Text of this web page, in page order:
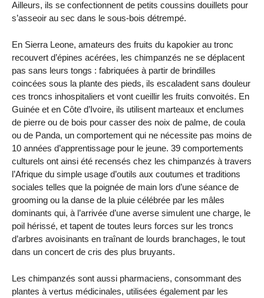
Ailleurs, ils se confectionnent de petits coussins douillets pour
s’asseoir au sec dans le sous-bois détrempé.
En Sierra Leone, amateurs des fruits du kapokier au tronc
recouvert d’épines acérées, les chimpanzés ne se déplacent
pas sans leurs tongs : fabriquées à partir de brindilles
coincées sous la plante des pieds, ils escaladent sans douleur
ces troncs inhospitaliers et vont cueillir les fruits convoités. En
Guinée et en Côte d’Ivoire, ils utilisent marteaux et enclumes
de pierre ou de bois pour casser des noix de palme, de coula
ou de Panda, un comportement qui ne nécessite pas moins de
10 années d’apprentissage pour le jeune. 39 comportements
culturels ont ainsi été recensés chez les chimpanzés à travers
l’Afrique du simple usage d’outils aux coutumes et traditions
sociales telles que la poignée de main lors d’une séance de
grooming ou la danse de la pluie célébrée par les mâles
dominants qui, à l’arrivée d’une averse simulent une charge, le
poil hérissé, et tapent de toutes leurs forces sur les troncs
d’arbres avoisinants en traînant de lourds branchages, le tout
dans un concert de cris des plus bruyants.
Les chimpanzés sont aussi pharmaciens, consommant des
plantes à vertus médicinales, utilisées également par les